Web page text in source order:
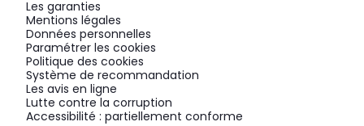
Les garanties
Mentions légales
Données personnelles
Paramétrer les cookies
Politique des cookies
Système de recommandation
Les avis en ligne
Lutte contre la corruption
Accessibilité : partiellement conforme